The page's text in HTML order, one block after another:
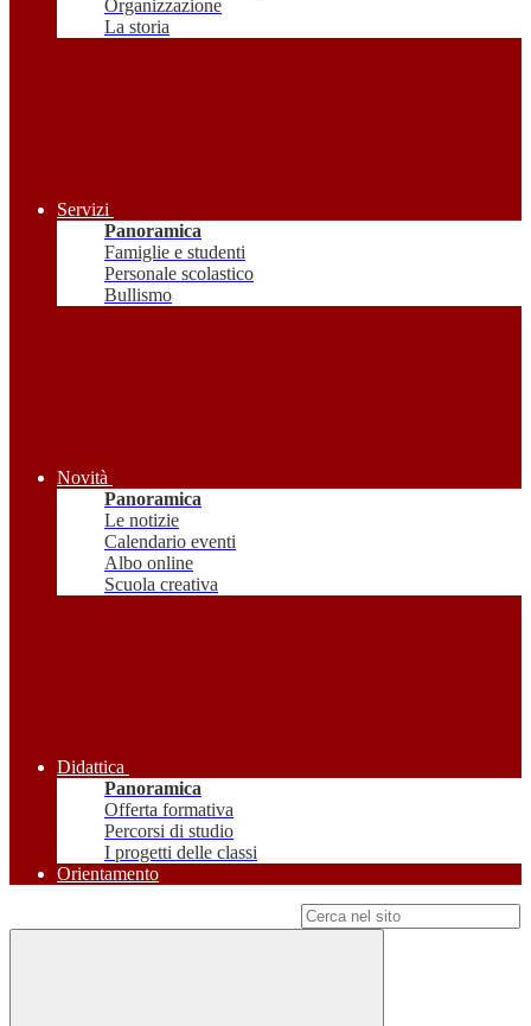
Organizzazione
La storia
Servizi
Panoramica
Famiglie e studenti
Personale scolastico
Bullismo
Novità
Panoramica
Le notizie
Calendario eventi
Albo online
Scuola creativa
Didattica
Panoramica
Offerta formativa
Percorsi di studio
I progetti delle classi
Orientamento